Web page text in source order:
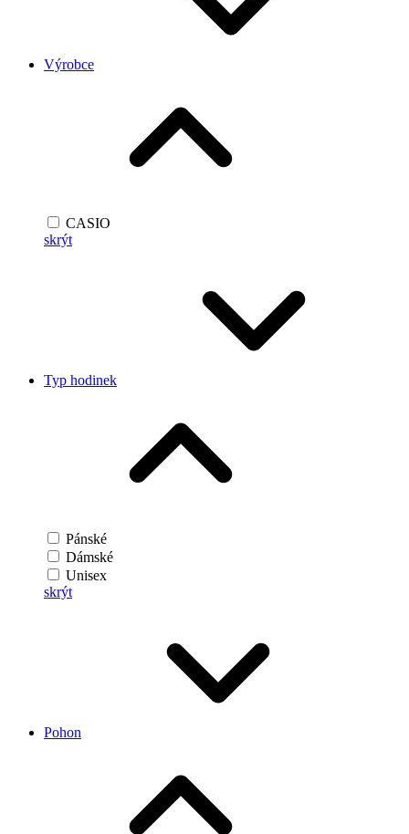
Výrobce
CASIO
skrýt
Typ hodinek
Pánské
Dámské
Unisex
skrýt
Pohon